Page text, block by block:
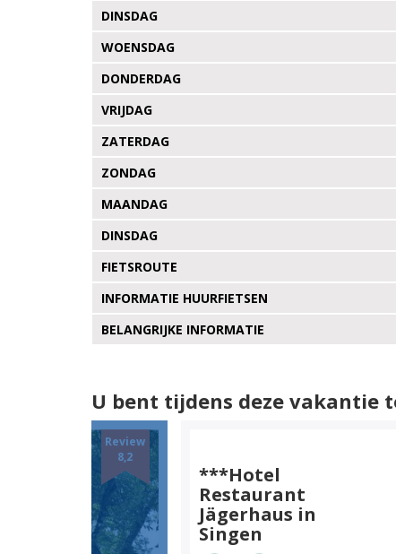
DINSDAG
WOENSDAG
DONDERDAG
VRIJDAG
ZATERDAG
ZONDAG
MAANDAG
DINSDAG
FIETSROUTE
INFORMATIE HUURFIETSEN
BELANGRIJKE INFORMATIE
U bent tijdens deze vakantie
Review
8,2
***Hotel
Restaurant
Jägerhaus in
Singen